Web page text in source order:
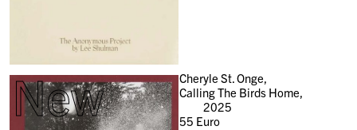
New
Cheryle St. Onge,
Calling The Birds Home,
2025
55 Euro